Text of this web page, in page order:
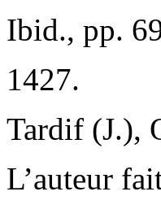
Ibid., pp.
1427.
Tardif (J.),
L’auteur